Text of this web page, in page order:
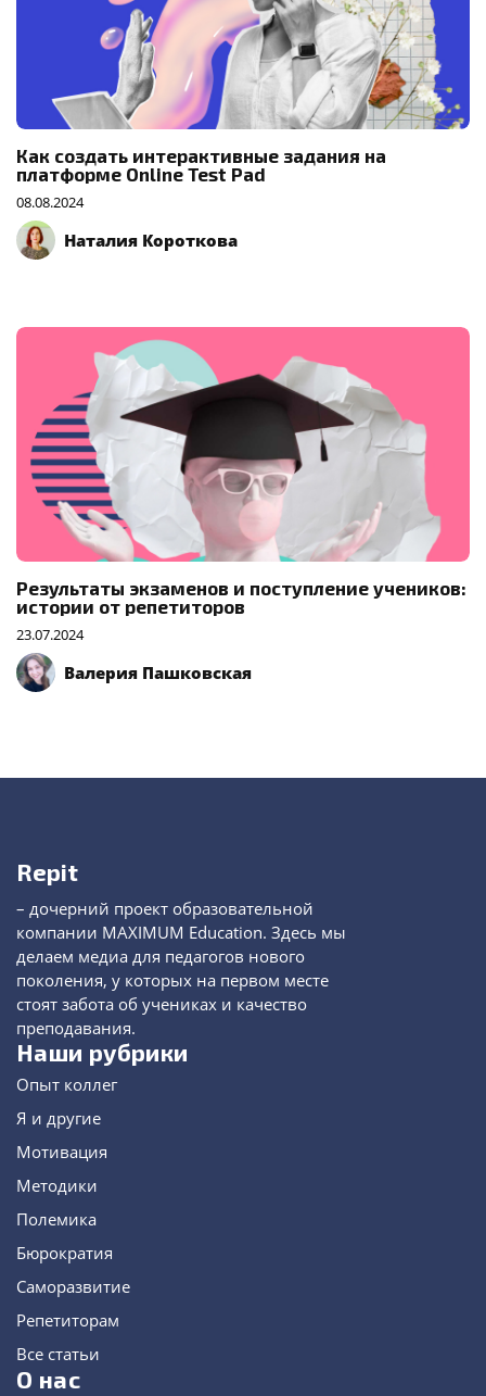
Как создать интерактивные задания на
платформе Online Test Pad
08.08.2024
Наталия Короткова
Результаты экзаменов и поступление учеников:
истории от репетиторов
23.07.2024
Валерия Пашковская
Repit
– дочерний проект образовательной
компании MAXIMUM Education. Здесь мы
делаем медиа для педагогов нового
поколения, у которых на первом месте
стоят забота об учениках и качество
преподавания.
Наши рубрики
Опыт коллег
Я и другие
Мотивация
Методики
Полемика
Бюрократия
Саморазвитие
Репетиторам
Все статьи
О нас